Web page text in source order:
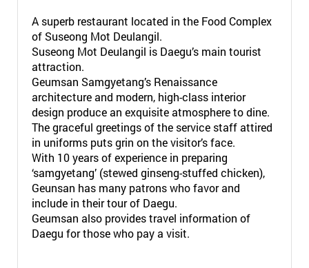
A superb restaurant located in the Food Complex
of Suseong Mot Deulangil.
Suseong Mot Deulangil is Daegu’s main tourist
attraction.
Geumsan Samgyetang’s Renaissance
architecture and modern, high-class interior
design produce an exquisite atmosphere to dine.
The graceful greetings of the service staff attired
in uniforms puts grin on the visitor’s face.
With 10 years of experience in preparing
‘samgyetang’ (stewed ginseng-stuffed chicken),
Geunsan has many patrons who favor and
include in their tour of Daegu.
Geumsan also provides travel information of
Daegu for those who pay a visit.